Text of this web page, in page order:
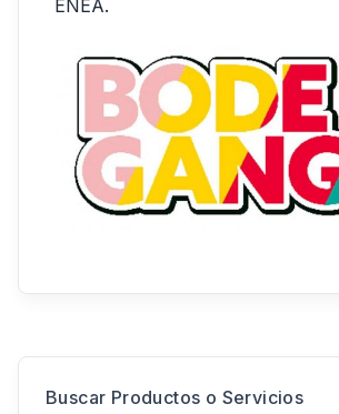
ENEA.
Buscar Productos o Servicios